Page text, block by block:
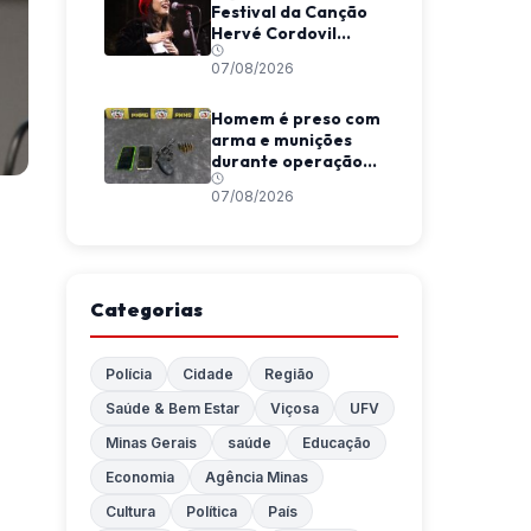
Festival da Canção
Hervé Cordovil
neste fim de semana
07/08/2026
Homem é preso com
arma e munições
durante operação
da Polícia Militar em
Araponga
07/08/2026
Categorias
Polícia Cidade
Região
Saúde & Bem Estar
Viçosa
UFV
Minas Gerais
saúde
Educação
Economia
Agência Minas
Cultura
Política País